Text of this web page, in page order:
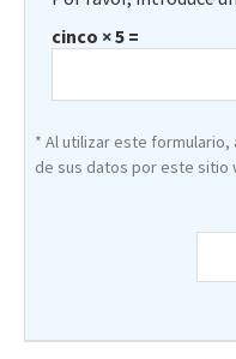
cinco × 5 =
* Al utilizar este formulario,
de sus datos por este sitio